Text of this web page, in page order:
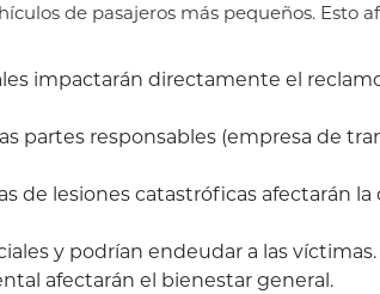
de pasajeros más pequeños. Esto
impactarán directamente el
partes responsables (empresa de
de lesiones catastróficas afectarán la
y podrían endeudar a las víctimas.
afectarán el bienestar general.